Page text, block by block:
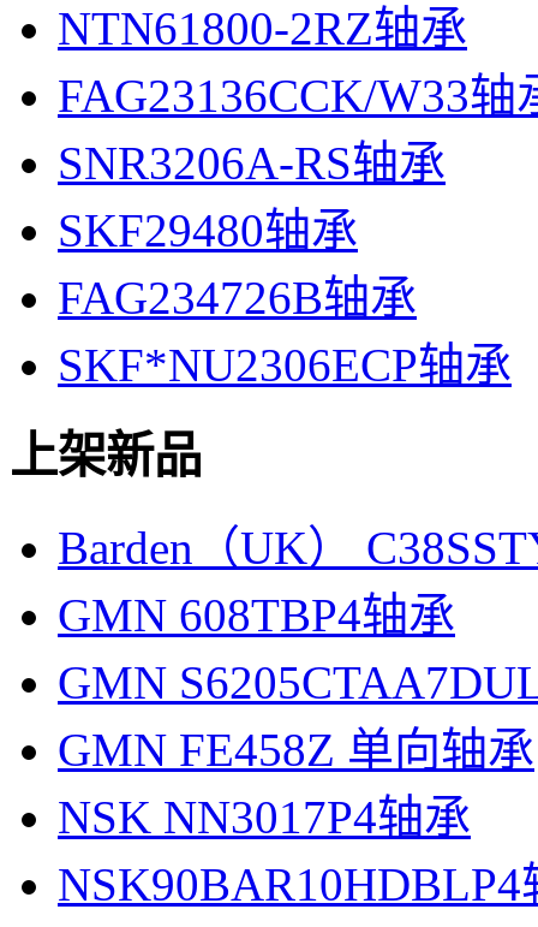
NTN61800-2RZ轴承
FAG23136CCK/W33轴
SNR3206A-RS轴承
SKF29480轴承
FAG234726B轴承
SKF*NU2306ECP轴承
上架新品
Barden（UK）
GMN 608TBP4轴承
GMN
GMN FE458Z 单向轴承
NSK NN3017P4轴承
NSK90BAR10HDBLP4